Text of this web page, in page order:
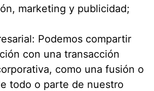
marketing y publicidad;
Podemos compartir
con una transacción
como una fusión o
todo o parte de nuestro